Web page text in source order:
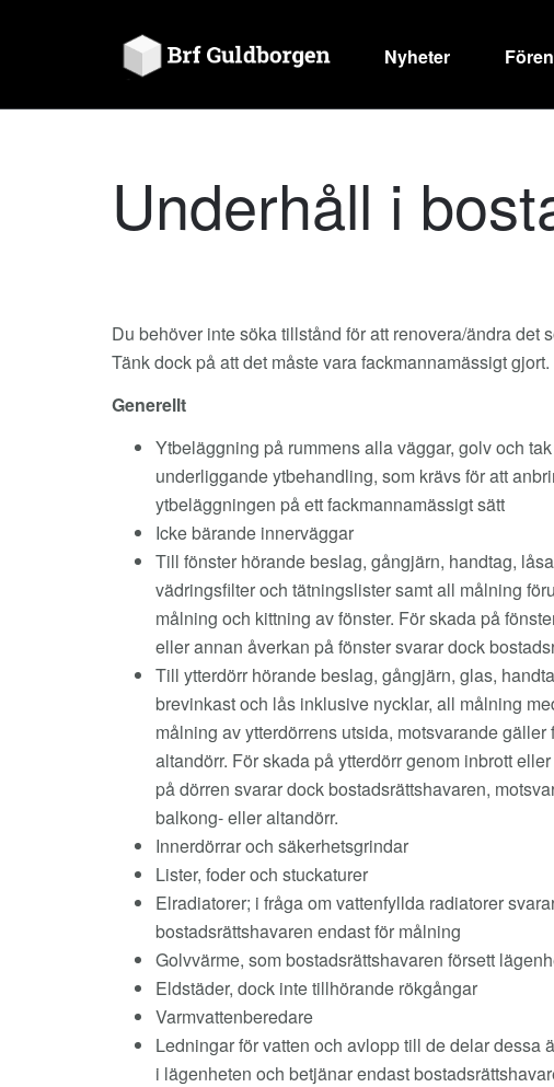
Nyheter
Underhåll i
Du behöver inte söka tillstånd för att renovera/ändra det
Tänk dock på att det måste vara fackmannamässigt
Generellt
Ytbeläggning på rummens alla väggar, golv och
underliggande ytbehandling, som krävs för att
ytbeläggningen på ett fackmannamässigt sätt
Icke bärande innerväggar
Till fönster hörande beslag, gångjärn, handtag,
vädringsfilter och tätningslister samt all målning
målning och kittning av fönster. För skada på
eller annan åverkan på fönster svarar dock
Till ytterdörr hörande beslag, gångjärn, glas,
brevinkast och lås inklusive nycklar, all målning
målning av ytterdörrens utsida, motsvarande
altandörr. För skada på ytterdörr genom inbrott
på dörren svarar dock bostadsrättshavaren,
balkong- eller altandörr.
Innerdörrar och säkerhetsgrindar
Lister, foder och stuckaturer
Elradiatorer; i fråga om vattenfyllda radiatorer
bostadsrättshavaren endast för målning
Golvvärme, som bostadsrättshavaren försett
Eldstäder, dock inte tillhörande rökgångar
Varmvattenberedare
Ledningar för vatten och avlopp till de delar dessa
i lägenheten och betjänar endast